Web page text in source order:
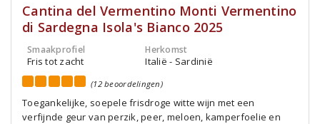
Cantina del Vermentino Monti Vermentino
di Sardegna Isola's Bianco 2025
Smaakprofiel
Fris tot zacht
Herkomst
Italië - Sardinië
(12 beoordelingen)
Toegankelijke, soepele frisdroge witte wijn met een
verfijnde geur van perzik, peer, meloen, kamperfoelie en